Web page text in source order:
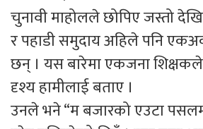
चुनावी माहोलले छोपिए जस्तो
र पहाडी समुदाय अहिले पनि
छन् । यस बारेमा एकजना
दृश्य हामीलाई बताए ।
उनले भने “म बजारको एउटा